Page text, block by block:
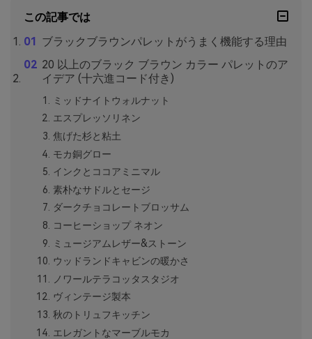
この記事では
ブラックブラウンパレットがうまく機能する理由
20 以上のブラック ブラウン カラー パレットのア
イデア (十六進コード付き)
ミッドナイトウォルナット
エスプレッソリネン
焦げた杉と粘土
モカ銅グロー
インクとココアミニマル
素朴なサドルとセージ
ダークチョコレートブロッサム
コーヒーショップ ネオン
ミュージアムレザー&ストーン
ウッドランドキャビンの暖かさ
ノワールテラコッタスタジオ
ヴィンテージ製本
秋のトリュフキッチン
エレガントなマーブルモカ